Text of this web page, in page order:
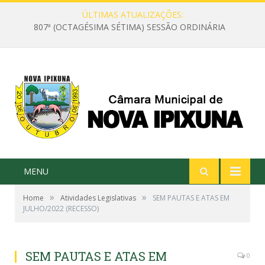
ÚLTIMAS ATUALIZAÇÕES:
807ª (OCTAGÉSIMA SÉTIMA) SESSÃO ORDINÁRIA
MENU
Home » Atividades Legislativas »
SEM PAUTAS E ATAS EM
JULHO/2022 (RECESSO)
SEM PAUTAS E ATAS EM 0